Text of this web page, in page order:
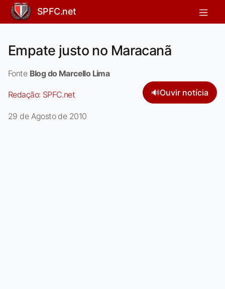
SPFC.net
Empate justo no Maracanã
Fonte Blog do Marcello Lima
Redação: SPFC.net 🔊Ouvir notícia
29 de Agosto de 2010